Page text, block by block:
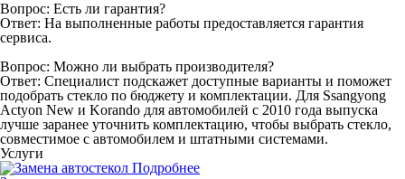
Вопрос: Есть ли гарантия?
Ответ: На выполненные работы предоставляется гарантия
сервиса.
Вопрос: Можно ли выбрать производителя?
Ответ: Специалист подскажет доступные варианты и поможет
подобрать стекло по бюджету и комплектации. Для Ssangyong
Actyon New и Korando для автомобилей с 2010 года выпуска
лучше заранее уточнить комплектацию, чтобы выбрать стекло,
совместимое с автомобилем и штатными системами.
Услуги
Подробнее